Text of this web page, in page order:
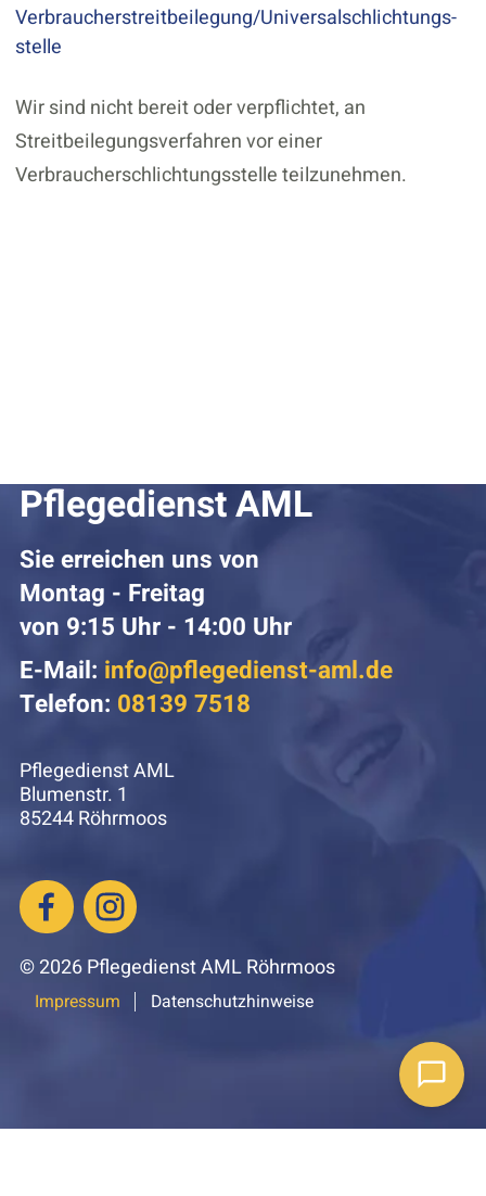
Verbraucher­streit­beilegung/Universal­schlichtungs­
stelle
Wir sind nicht bereit oder verpflichtet, an
Streitbeilegungsverfahren vor einer
Verbraucherschlichtungsstelle teilzunehmen.
Pflegedienst AML
Sie erreichen uns von
Montag - Freitag
von 9:15 Uhr - 14:00 Uhr
E-Mail: info@pflegedienst-aml.de
Telefon: 08139 7518
Pflegedienst AML
Blumenstr. 1
85244 Röhrmoos
© 2026 Pflegedienst AML Röhrmoos
Impressum Datenschutzhinweise